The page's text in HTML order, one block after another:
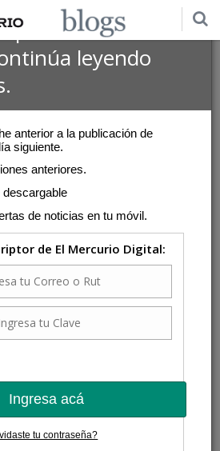
por $1 USD
leyendo
anterior a la publicación de
siguiente.
anteriores.
descargable
de noticias en tu móvil.
de El Mercurio Digital:
Ingresa acá
tu contraseña?